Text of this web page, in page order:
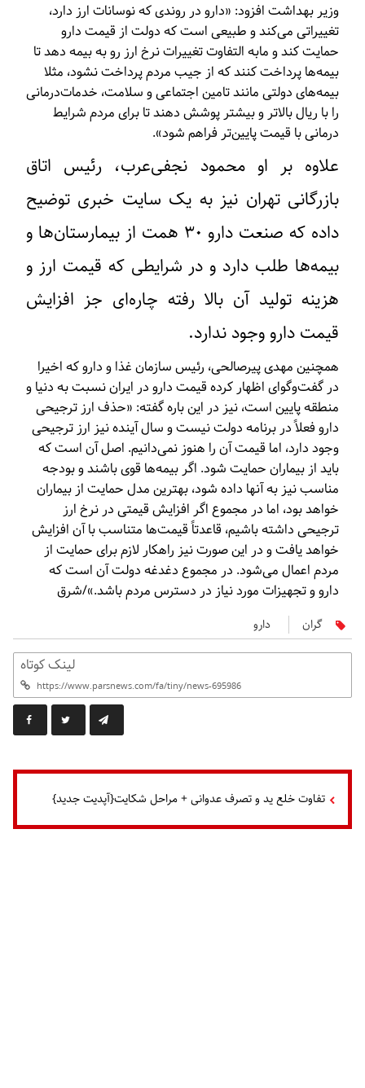
وزیر بهداشت افزود: «دارو در روندی که نوسانات ارز دارد،
تغییراتی می‌کند و طبیعی است که دولت از قیمت دارو
حمایت کند و مابه التفاوت تغییرات نرخ ارز رو به بیمه دهد تا
بیمه‌ها پرداخت کنند که از جیب مردم پرداخت نشود، مثلا
بیمه‌های دولتی مانند تامین اجتماعی و سلامت، خدمات‌درمانی
را با ریال بالاتر و بیشتر پوشش دهند تا برای مردم شرایط
درمانی با قیمت پایین‌تر فراهم شود».
علاوه بر او محمود نجفی‌عرب، رئیس اتاق
بازرگانی تهران نیز به یک سایت خبری توضیح
داده که صنعت دارو ۳۰ همت از بیمارستان‌ها و
بیمه‌ها طلب دارد و در شرایطی که قیمت ارز و
هزینه تولید آن بالا رفته چاره‌ای جز افزایش
قیمت دارو وجود ندارد.
همچنین مهدی پیرصالحی، رئیس سازمان غذا و دارو که اخیرا
در گفت‌وگوای اظهار کرده قیمت دارو در ایران نسبت به دنیا و
منطقه پایین است، نیز در این باره گفته: «حذف ارز ترجیحی
دارو فعلاً در برنامه دولت نیست و سال آینده نیز ارز ترجیحی
وجود دارد، اما قیمت آن را هنوز نمی‌دانیم. اصل آن است که
باید از بیماران حمایت شود. اگر بیمه‌ها قوی باشند و بودجه
مناسب نیز به آنها داده شود، بهترین مدل حمایت از بیماران
خواهد بود، اما در مجموع اگر افزایش قیمتی در نرخ ارز
ترجیحی داشته باشیم، قاعدتاً قیمت‌ها متناسب با آن افزایش
خواهد یافت و در این صورت نیز راهکار لازم برای حمایت از
مردم اعمال می‌شود. در مجموع دغدغه دولت آن است که
دارو و تجهیزات مورد نیاز در دسترس مردم باشد.»/شرق
گران دارو
لینک کوتاه
تفاوت خلع ید و تصرف عدوانی + مراحل شکایت{آپدیت جدید}